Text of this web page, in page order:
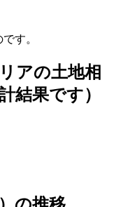
す。
アの土地相
結果です）